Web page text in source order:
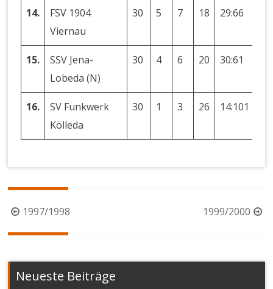
14.
FSV 1904
Viernau
30 5 7 18 29:66
15.
SSV Jena-
Lobeda (N)
30 4 6 20 30:61
16.
SV Funkwerk
Kölleda
30 1 3 26 14:101
Beitragsnavigation
1997/1998 1999/2000
Neueste Beiträge